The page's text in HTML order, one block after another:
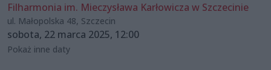
Filharmonia im. Mieczysława Karłowicza w Szczecinie
ul. Małopolska 48, Szczecin
sobota, 22 marca 2025, 12:00
Pokaż inne daty